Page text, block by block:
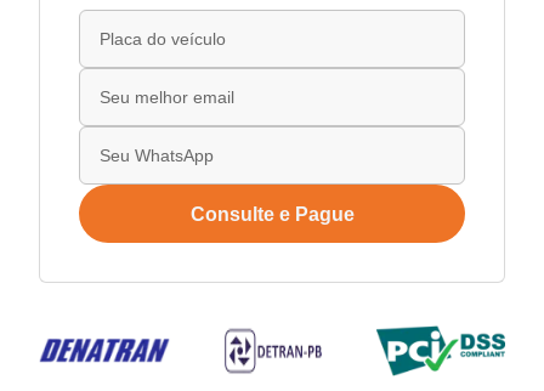
Consulte e Pague